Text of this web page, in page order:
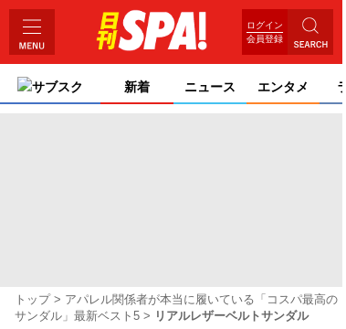
ログイン
会員登録
サブスク 新着 ニュース エンタメ
トップ
アパレル関係者が本当に履いている「コスパ最高の
サンダル」最新ベスト5
リアルレザーベルトサンダル